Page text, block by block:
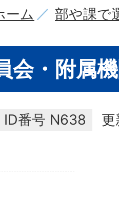
ーム 部や課で
会・附属
ID番号 N638